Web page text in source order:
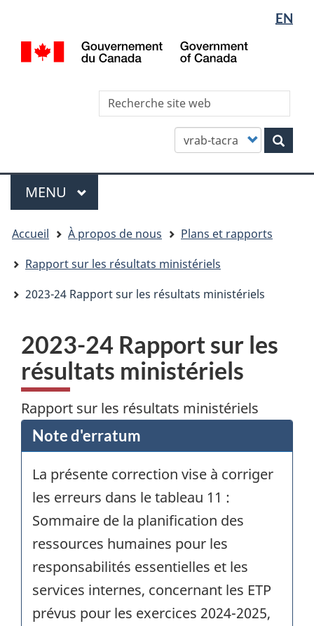
contenu
principal
"About
this
la
version
simplifiée
de
la
WxT
switcher
EN
Customize
your
Menu
MENU PRINCIPAL
are
here
Accueil À propos de nous
Plans et rapports
Rapport sur les résultats ministériels
2023-24 Rapport sur les résultats ministériels
2023-24 Rapport sur les
résultats ministériels
Rapport sur les résultats ministériels
Note d'erratum
La présente correction vise à corriger
les erreurs dans le tableau 11 :
Sommaire de la planification des
ressources humaines pour les
responsabilités essentielles et les
services internes, concernant les ETP
prévus pour les exercices 2024-2025,